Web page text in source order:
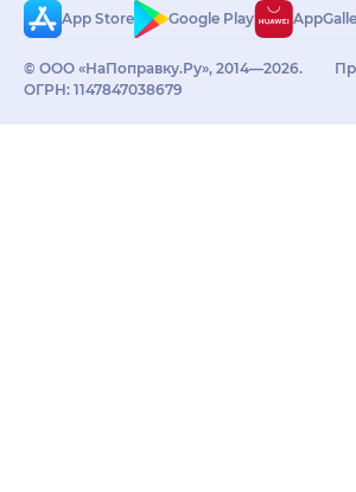
App Store
Google Play
© ООО «НаПоправку.Ру», 2014—2026.
ОГРН: 1147847038679